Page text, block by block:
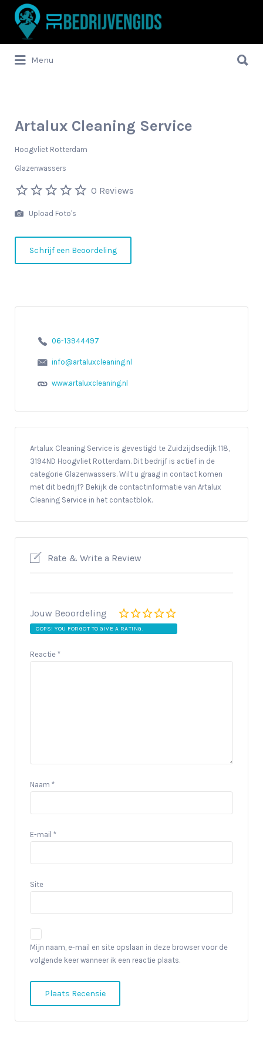
Zoek
naar:
Menu
naar:
Artalux Cleaning Service
Hoogvliet Rotterdam
Glazenwassers
0 Reviews
Upload Foto's
Schrijf een Beoordeling
06-13944497
info@artaluxcleaning.nl
www.artaluxcleaning.nl
Artalux Cleaning Service is gevestigd te Zuidzijdsedijk 118,
3194ND Hoogvliet Rotterdam. Dit bedrijf is actief in de
categorie Glazenwassers. Wilt u graag in contact komen
met dit bedrijf? Bekijk de contactinformatie van Artalux
Cleaning Service in het contactblok.
Rate & Write a Review
Jouw Beoordeling
OOPS! YOU FORGOT TO GIVE A RATING.
Reactie *
Naam *
E-mail *
Site
Mijn naam, e-mail en site opslaan in deze browser voor de
volgende keer wanneer ik een reactie plaats.